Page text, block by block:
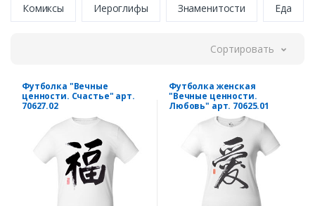
Комиксы Иероглифы Знаменитости Еда
Сортировать
Футболка "Вечные
ценности. Счастье" арт.
70627.02
Футболка женская
"Вечные ценности.
Любовь" арт. 70625.01